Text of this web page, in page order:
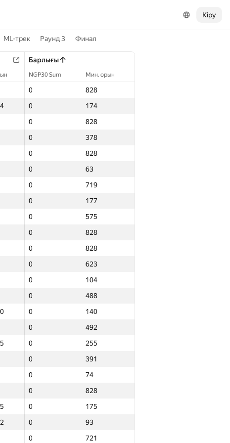
Кіру
ML-трек Раунд 3 Финал
Барлығы
NGP30 Sum Мин. орын
0
828
0
174
0
828
0
378
0
828
0
63
0
719
0
177
0
575
0
828
0
828
0
623
0
104
0
488
0
140
0
492
0
255
0
391
0
74
0
828
0
175
0
93
0
721
Барлығы
NGP30 Sum Мин. орын